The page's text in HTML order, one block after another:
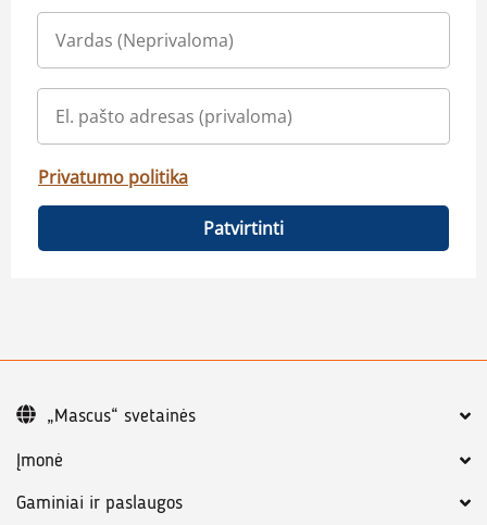
Privatumo politika
Patvirtinti
Įmonė
Gaminiai ir paslaugos
„Mascus“ svetainės